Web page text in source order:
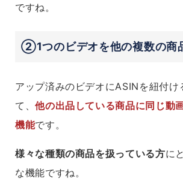
ですね。
②1つのビデオを他の複数の商
アップ済みのビデオにASINを紐付け
て、他の出品している商品に同じ動
機能です。
様々な種類の商品を扱っている方に
な機能ですね。